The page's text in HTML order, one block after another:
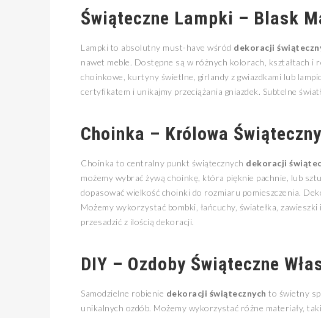
Świąteczne Lampki – Blask
Lampki to absolutny must-have wśród dekoracji
nawet meble. Dostępne są w różnych kolorach, kształtach i
choinkowe, kurtyny świetlne, girlandy z gwiazdkami lub
certyfikatem i unikajmy przeciążania gniazdek. Subtelne
Choinka – Królowa
Choinka to centralny punkt świątecznych dekoracji
możemy wybrać żywą choinkę, która pięknie pachnie, lub
dopasować wielkość choinki do rozmiaru pomieszczenia.
Możemy wykorzystać bombki, łańcuchy, światełka,
przesadzić z ilością dekoracji.
DIY – Ozdoby Świąteczne
Samodzielne robienie dekoracji świątecznych to świetny
unikalnych ozdób. Możemy wykorzystać różne materiały,